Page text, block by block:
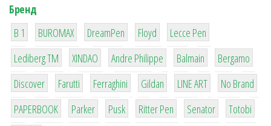
Бренд
B 1
1
BUROMAX
1
DreamPen
2
Floyd
2
Lecce Pen
3
Lediberg ТМ
3
XINDAO
1
Andre Philippe
4
Balmain
26
Bergamo
64
Discover
299
Farutti
4
Ferraghini
42
Gildan
4
LINE ART
90
No Brand
8
PAPERBOOK
6
Parker
2
Pusk
22
Ritter Pen
15
Senator
43
Totobi